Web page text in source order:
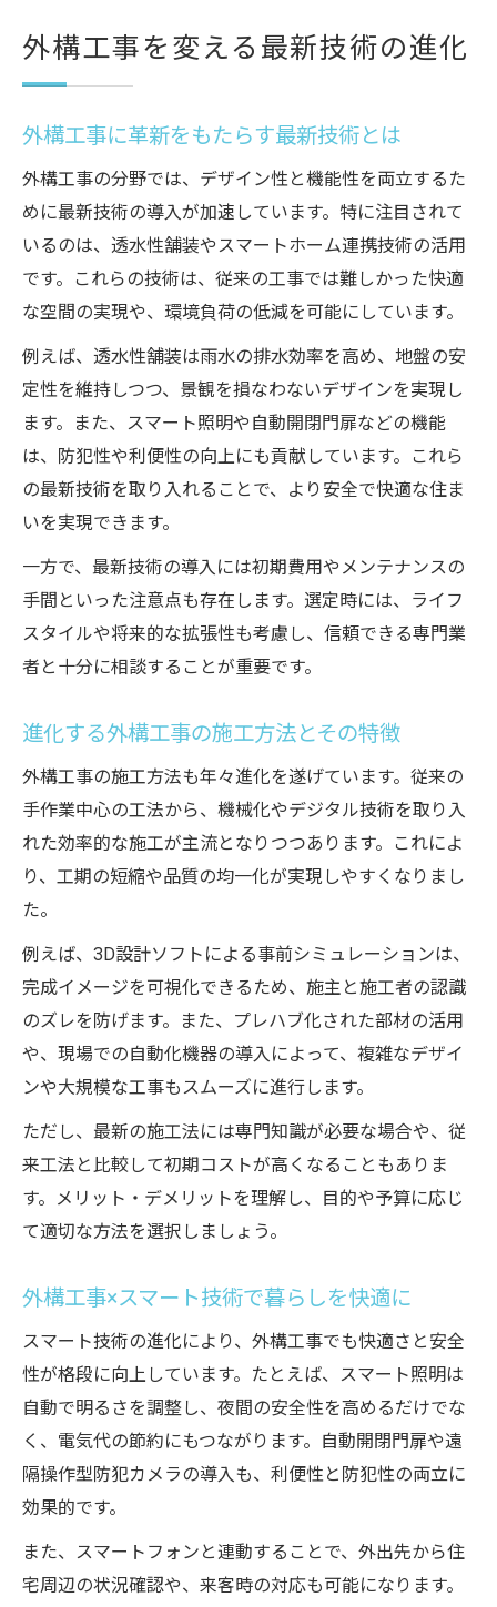
外構工事を変える最新技術の進化
外構工事に革新をもたらす最新技術とは
外構工事の分野では、デザイン性と機能性を両立するた
めに最新技術の導入が加速しています。特に注目されて
いるのは、透水性舗装やスマートホーム連携技術の活用
です。これらの技術は、従来の工事では難しかった快適
な空間の実現や、環境負荷の低減を可能にしています。
例えば、透水性舗装は雨水の排水効率を高め、地盤の安
定性を維持しつつ、景観を損なわないデザインを実現し
ます。また、スマート照明や自動開閉門扉などの機能
は、防犯性や利便性の向上にも貢献しています。これら
の最新技術を取り入れることで、より安全で快適な住ま
いを実現できます。
一方で、最新技術の導入には初期費用やメンテナンスの
手間といった注意点も存在します。選定時には、ライフ
スタイルや将来的な拡張性も考慮し、信頼できる専門業
者と十分に相談することが重要です。
進化する外構工事の施工方法とその特徴
外構工事の施工方法も年々進化を遂げています。従来の
手作業中心の工法から、機械化やデジタル技術を取り入
れた効率的な施工が主流となりつつあります。これによ
り、工期の短縮や品質の均一化が実現しやすくなりまし
た。
例えば、3D設計ソフトによる事前シミュレーションは、
完成イメージを可視化できるため、施主と施工者の認識
のズレを防げます。また、プレハブ化された部材の活用
や、現場での自動化機器の導入によって、複雑なデザイ
ンや大規模な工事もスムーズに進行します。
ただし、最新の施工法には専門知識が必要な場合や、従
来工法と比較して初期コストが高くなることもありま
す。メリット・デメリットを理解し、目的や予算に応じ
て適切な方法を選択しましょう。
外構工事×スマート技術で暮らしを快適に
スマート技術の進化により、外構工事でも快適さと安全
性が格段に向上しています。たとえば、スマート照明は
自動で明るさを調整し、夜間の安全性を高めるだけでな
く、電気代の節約にもつながります。自動開閉門扉や遠
隔操作型防犯カメラの導入も、利便性と防犯性の両立に
効果的です。
また、スマートフォンと連動することで、外出先から住
宅周辺の状況確認や、来客時の対応も可能になります。